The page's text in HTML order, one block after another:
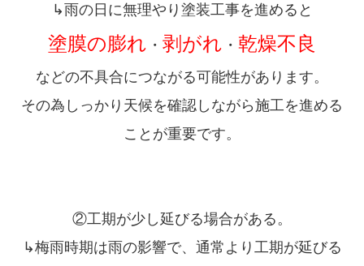
↳雨の日に無理やり塗装工事を進めると
塗膜の膨れ ・ 剥がれ ・ 乾燥不良
などの不具合につながる可能性があります。
その為しっかり天候を確認しながら施工を進める
ことが重要です。
②工期が少し延びる場合がある。
↳梅雨時期は雨の影響で、通常より工期が延びる